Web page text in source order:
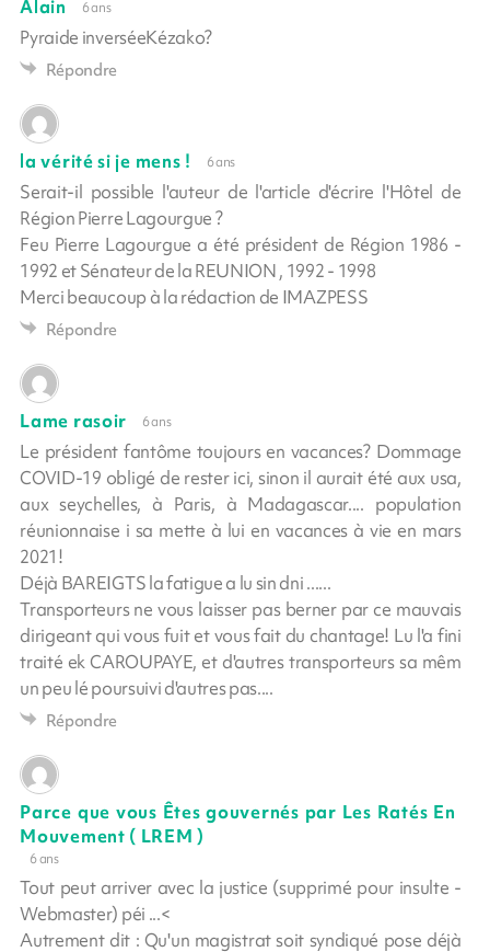
Alain 6 ans
Pyraide inverséeKézako?
Répondre
la vérité si je mens ! 6 ans
Serait-il possible l'auteur de l'article d'écrire l'Hôtel de
Région Pierre Lagourgue ?
Feu Pierre Lagourgue a été président de Région 1986 -
1992 et Sénateur de la REUNION , 1992 - 1998
Merci beaucoup à la rédaction de IMAZPESS
Répondre
Lame rasoir 6 ans
Le président fantôme toujours en vacances? Dommage
COVID-19 obligé de rester ici, sinon il aurait été aux usa,
aux seychelles, à Paris, à Madagascar.... population
réunionnaise i sa mette à lui en vacances à vie en mars
2021!
Déjà BAREIGTS la fatigue a lu sin dni ......
Transporteurs ne vous laisser pas berner par ce mauvais
dirigeant qui vous fuit et vous fait du chantage! Lu l'a fini
traité ek CAROUPAYE, et d'autres transporteurs sa mêm
un peu lé poursuivi d'autres pas....
Répondre
Parce que vous Êtes gouvernés par Les Ratés En
Mouvement ( LREM )
6 ans
Tout peut arriver avec la justice (supprimé pour insulte -
Webmaster) péi ...<
Autrement dit : Qu'un magistrat soit syndiqué pose déjà